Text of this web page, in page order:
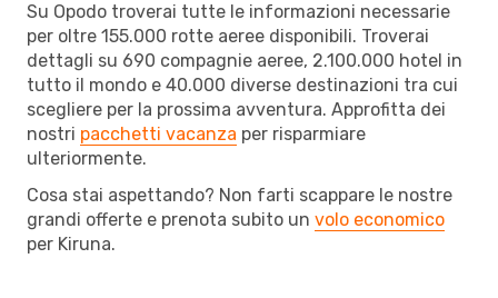
Su Opodo troverai tutte le informazioni necessarie
per oltre 155.000 rotte aeree disponibili. Troverai
dettagli su 690 compagnie aeree, 2.100.000 hotel in
tutto il mondo e 40.000 diverse destinazioni tra cui
scegliere per la prossima avventura. Approfitta dei
nostri pacchetti vacanza per risparmiare
ulteriormente.
Cosa stai aspettando? Non farti scappare le nostre
grandi offerte e prenota subito un volo economico
per Kiruna.